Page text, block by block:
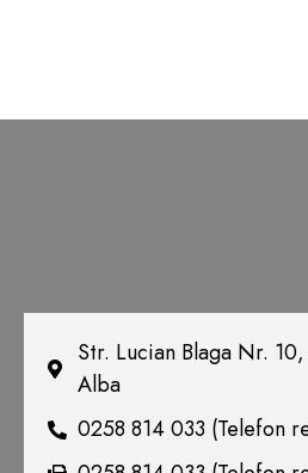
Str. Lucian Blaga Nr.
Alba
0258 814 033 (Telefon